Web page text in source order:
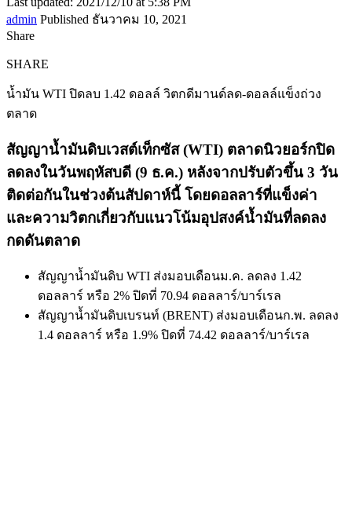
admin Published ธันวาคม 10, 2021
Share
SHARE
น้ำมัน WTI ปิดลบ 1.42 ดอลล์ วิตกดีมานด์ลด-ดอลล์แข็งถ่วง
ตลาด
สัญญาน้ำมันดิบเวสต์เท็กซัส (WTI) ตลาดนิวยอร์กปิด
ลดลงในวันพฤหัสบดี (9 ธ.ค.) หลังจากปรับตัวขึ้น 3 วัน
ติดต่อกันในช่วงต้นสัปดาห์นี้ โดยดอลลาร์ที่แข็งค่า
และความวิตกเกี่ยวกับแนวโน้มอุปสงค์น้ำมันที่ลดลง
กดดันตลาด
สัญญาน้ำมันดิบ WTI ส่งมอบเดือนม.ค. ลดลง 1.42
ดอลลาร์ หรือ 2% ปิดที่ 70.94 ดอลลาร์/บาร์เรล
สัญญาน้ำมันดิบเบรนท์ (BRENT) ส่งมอบเดือนก.พ. ลดลง
1.4 ดอลลาร์ หรือ 1.9% ปิดที่ 74.42 ดอลลาร์/บาร์เรล